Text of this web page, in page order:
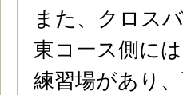
また、クロス
東コース側には
練習場があり